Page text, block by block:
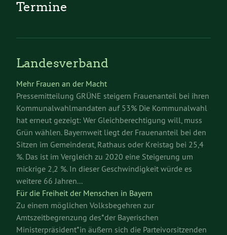
Termine
Landesverband
Mehr Frauen an der Macht
Pressemitteilung GRÜNE steigern Frauenanteil bei ihren
Kommunalwahlmandaten auf 53% Die Kommunalwahl
hat erneut gezeigt: Wer Gleichberechtigung will, muss
Grün wählen. Bayernweit liegt der Frauenanteil bei den
Sitzen im Gemeinderat, Rathaus oder Kreistag bei 25,4
%. Das ist im Vergleich zu 2020 eine Steigerung um
mickrige 2,2 %. In dieser Geschwindigkeit würde es
weitere 66 Jahren...
Für die Freiheit der Menschen in Bayern
Zu einem möglichen Volksbegehren zur
Amtszeitbegrenzung des*der Bayerischen
Ministerpräsident*in äußern sich die Parteivorsitzenden